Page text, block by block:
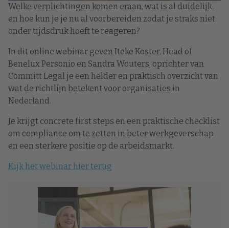
Welke verplichtingen komen eraan, wat is al duidelijk,
en hoe kun je je nu al voorbereiden zodat je straks niet
onder tijdsdruk hoeft te reageren?
In dit online webinar geven Iteke Koster, Head of
Benelux Personio en Sandra Wouters, oprichter van
Committ Legal je een helder en praktisch overzicht van
wat de richtlijn betekent voor organisaties in
Nederland.
Je krijgt concrete first steps en een praktische checklist
om compliance om te zetten in beter werkgeverschap
en een sterkere positie op de arbeidsmarkt.
Kijk het webinar hier terug